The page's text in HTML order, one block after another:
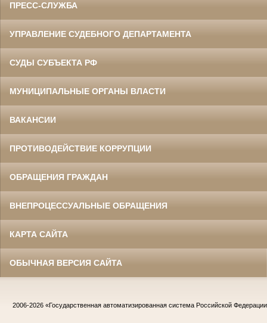
ПРЕСС-СЛУЖБА
УПРАВЛЕНИЕ СУДЕБНОГО ДЕПАРТАМЕНТА
СУДЫ СУБЪЕКТА РФ
МУНИЦИПАЛЬНЫЕ ОРГАНЫ ВЛАСТИ
ВАКАНСИИ
ПРОТИВОДЕЙСТВИЕ КОРРУПЦИИ
ОБРАЩЕНИЯ ГРАЖДАН
ВНЕПРОЦЕССУАЛЬНЫЕ ОБРАЩЕНИЯ
КАРТА САЙТА
ОБЫЧНАЯ ВЕРСИЯ САЙТА
2006-2026 «Государственная автоматизированная система Российской